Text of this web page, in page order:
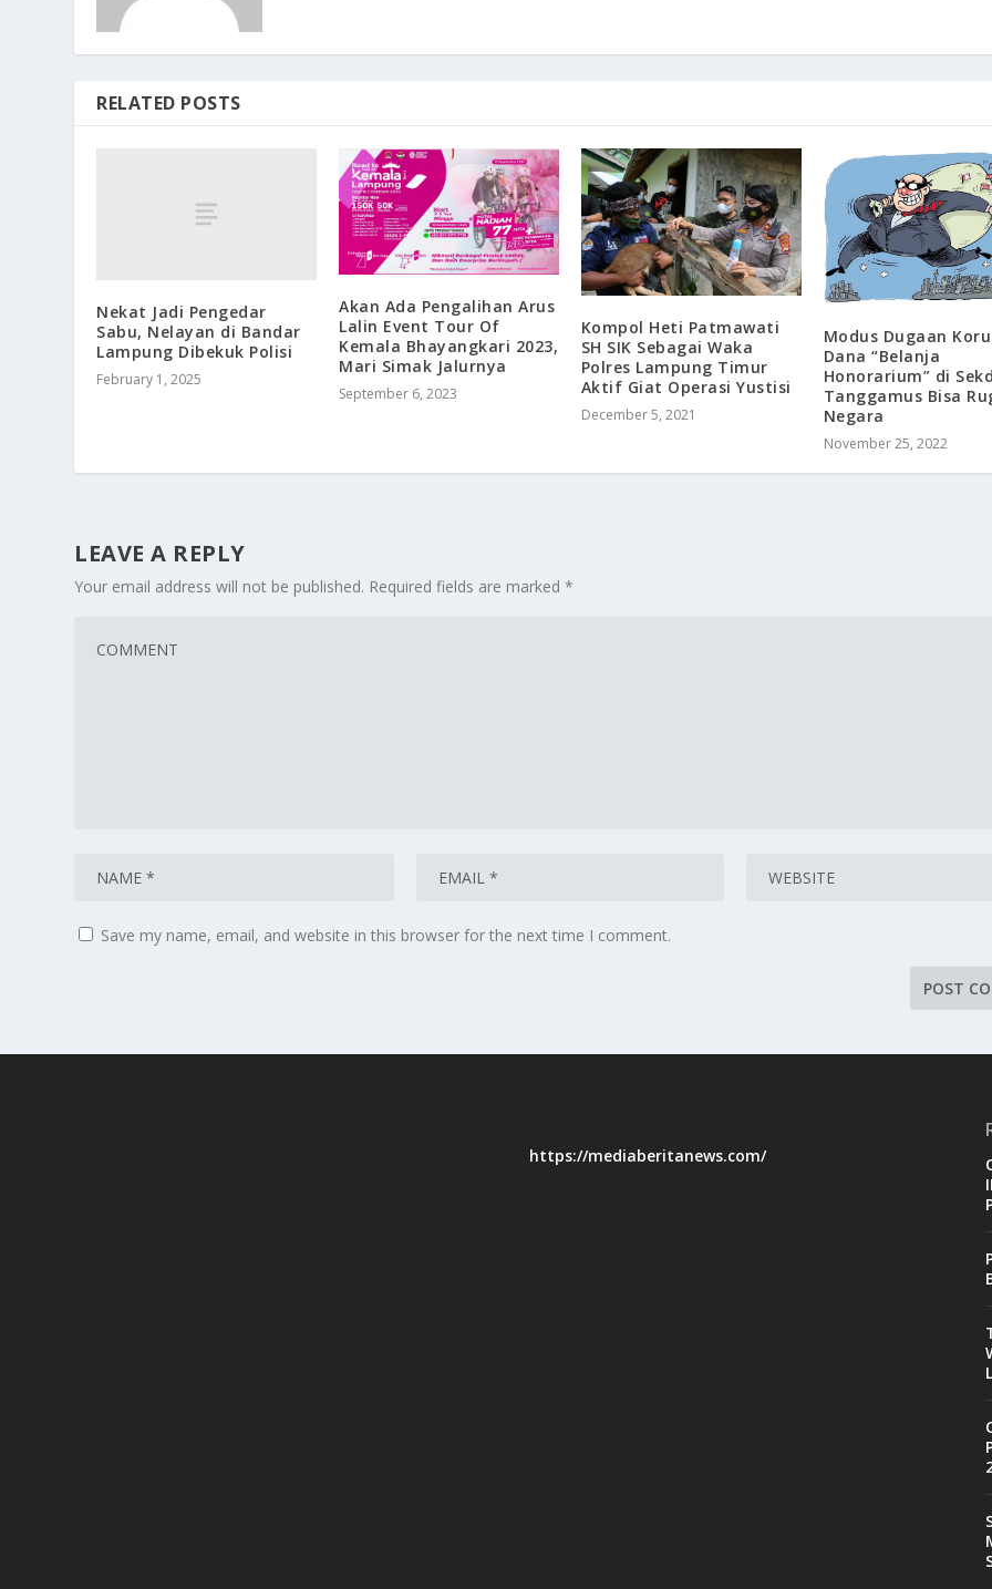
RELATED POSTS
Nekat Jadi Pengedar
Sabu, Nelayan di Bandar
Lampung Dibekuk Polisi
February 1, 2025
Akan Ada Pengalihan Arus
Lalin Event Tour Of
Kemala Bhayangkari 2023,
Mari Simak Jalurnya
September 6, 2023
Kompol Heti Patmawati
SH SIK Sebagai Waka
Polres Lampung Timur
Aktif Giat Operasi Yustisi
December 5, 2021
Modus Dugaan
Dana “Belanja
Honorarium” di
Tanggamus Bisa
Negara
November 25, 2022
LEAVE A REPLY
Your email address will not be published. Required fields are marked*
Save my name, email, and website in this browser for the next time I comment.
https://mediaberitanews.com/